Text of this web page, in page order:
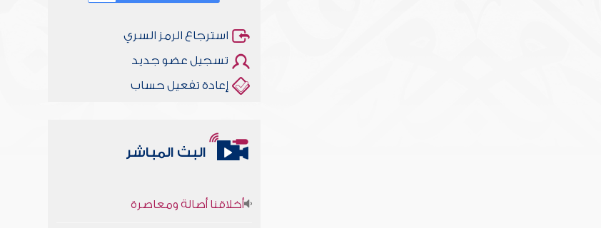
استرجاع الرمز السري
تسجيل عضو جديد
إعادة تفعيل حساب
البث المباشر